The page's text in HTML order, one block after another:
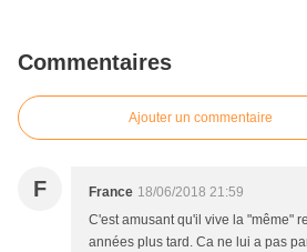
Commentaires
Ajouter un commentaire
F France 18/06/2018 21:59
C'est amusant qu'il vive la "même"
années plus tard. Ca ne lui a pas